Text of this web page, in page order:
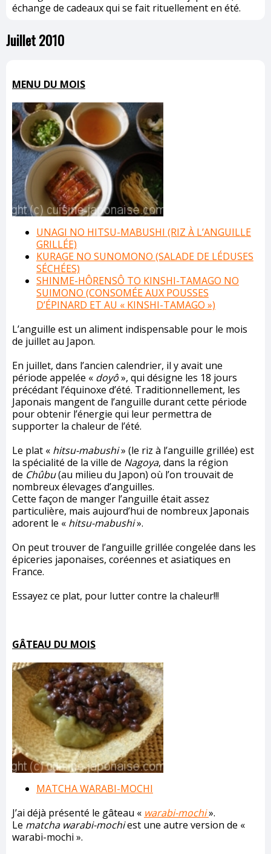
échange de cadeaux qui se fait rituellement en été.
Juillet 2010
MENU DU MOIS
UNAGI NO HITSU-MABUSHI (RIZ À L’ANGUILLE
GRILLÉE)
KURAGE NO SUNOMONO (SALADE DE LÉDUSES
SÉCHÉES)
SHINME-HÔRENSÔ TO KINSHI-TAMAGO NO
SUIMONO (CONSOMÉE AUX POUSSES
D’ÉPINARD ET AU « KINSHI-TAMAGO »)
L’anguille est un aliment indispensable pour le mois
de juillet au Japon.
En juillet, dans l’ancien calendrier, il y avait une
période appelée « doyô», qui désigne les 18 jours
précédant l’équinoxe d’été. Traditionnellement, les
Japonais mangent de l’anguille durant cette période
pour obtenir l’énergie qui leur permettra de
supporter la chaleur de l’été.
Le plat « hitsu-mabushi» (le riz à l’anguille grillée) est
la spécialité de la ville de Nagoya, dans la région
de Chûbu(au milieu du Japon) où l’on trouvait de
nombreux élevages d’anguilles.
Cette façon de manger l’anguille était assez
particulière, mais aujourd’hui de nombreux Japonais
adorent le « hitsu-mabushi».
On peut trouver de l’anguille grillée congelée dans les
épiceries japonaises, coréennes et asiatiques en
France.
Essayez ce plat, pour lutter contre la chaleur!!!
GÂTEAU DU MOIS
MATCHA WARABI-MOCHI
J’ai déjà présenté le gâteau « warabi-mochi».
Le matcha warabi-mochiest une autre version de «
warabi-mochi ».